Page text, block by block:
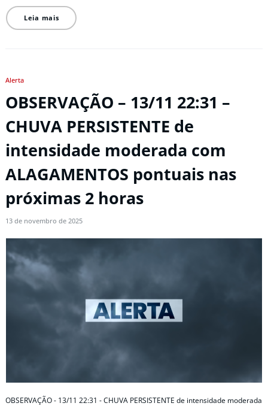
Leia mais
Alerta
OBSERVAÇÃO – 13/11 22:31 –
CHUVA PERSISTENTE de
intensidade moderada com
ALAGAMENTOS pontuais nas
próximas 2 horas
13 de novembro de 2025
OBSERVAÇÃO - 13/11 22:31 - CHUVA PERSISTENTE de intensidade moderada